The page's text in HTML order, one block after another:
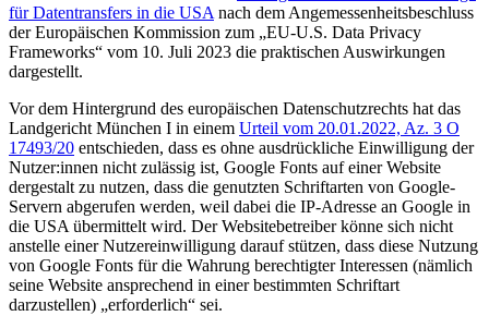
für Datentransfers in die USA nach dem Angemessenheitsbeschluss
der Europäischen Kommission zum „EU-U.S. Data Privacy
Frameworks“ vom 10. Juli 2023 die praktischen Auswirkungen
dargestellt.
Vor dem Hintergrund des europäischen Datenschutzrechts hat das
Landgericht München I in einem Urteil vom 20.01.2022, Az. 3 O
17493/20 entschieden, dass es ohne ausdrückliche Einwilligung der
Nutzer:innen nicht zulässig ist, Google Fonts auf einer Website
dergestalt zu nutzen, dass die genutzten Schriftarten von Google-
Servern abgerufen werden, weil dabei die IP-Adresse an Google in
die USA übermittelt wird. Der Websitebetreiber könne sich nicht
anstelle einer Nutzereinwilligung darauf stützen, dass diese Nutzung
von Google Fonts für die Wahrung berechtigter Interessen (nämlich
seine Website ansprechend in einer bestimmten Schriftart
darzustellen) „erforderlich“ sei.